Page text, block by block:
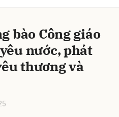
bào Công giáo
nước, phát
thương và